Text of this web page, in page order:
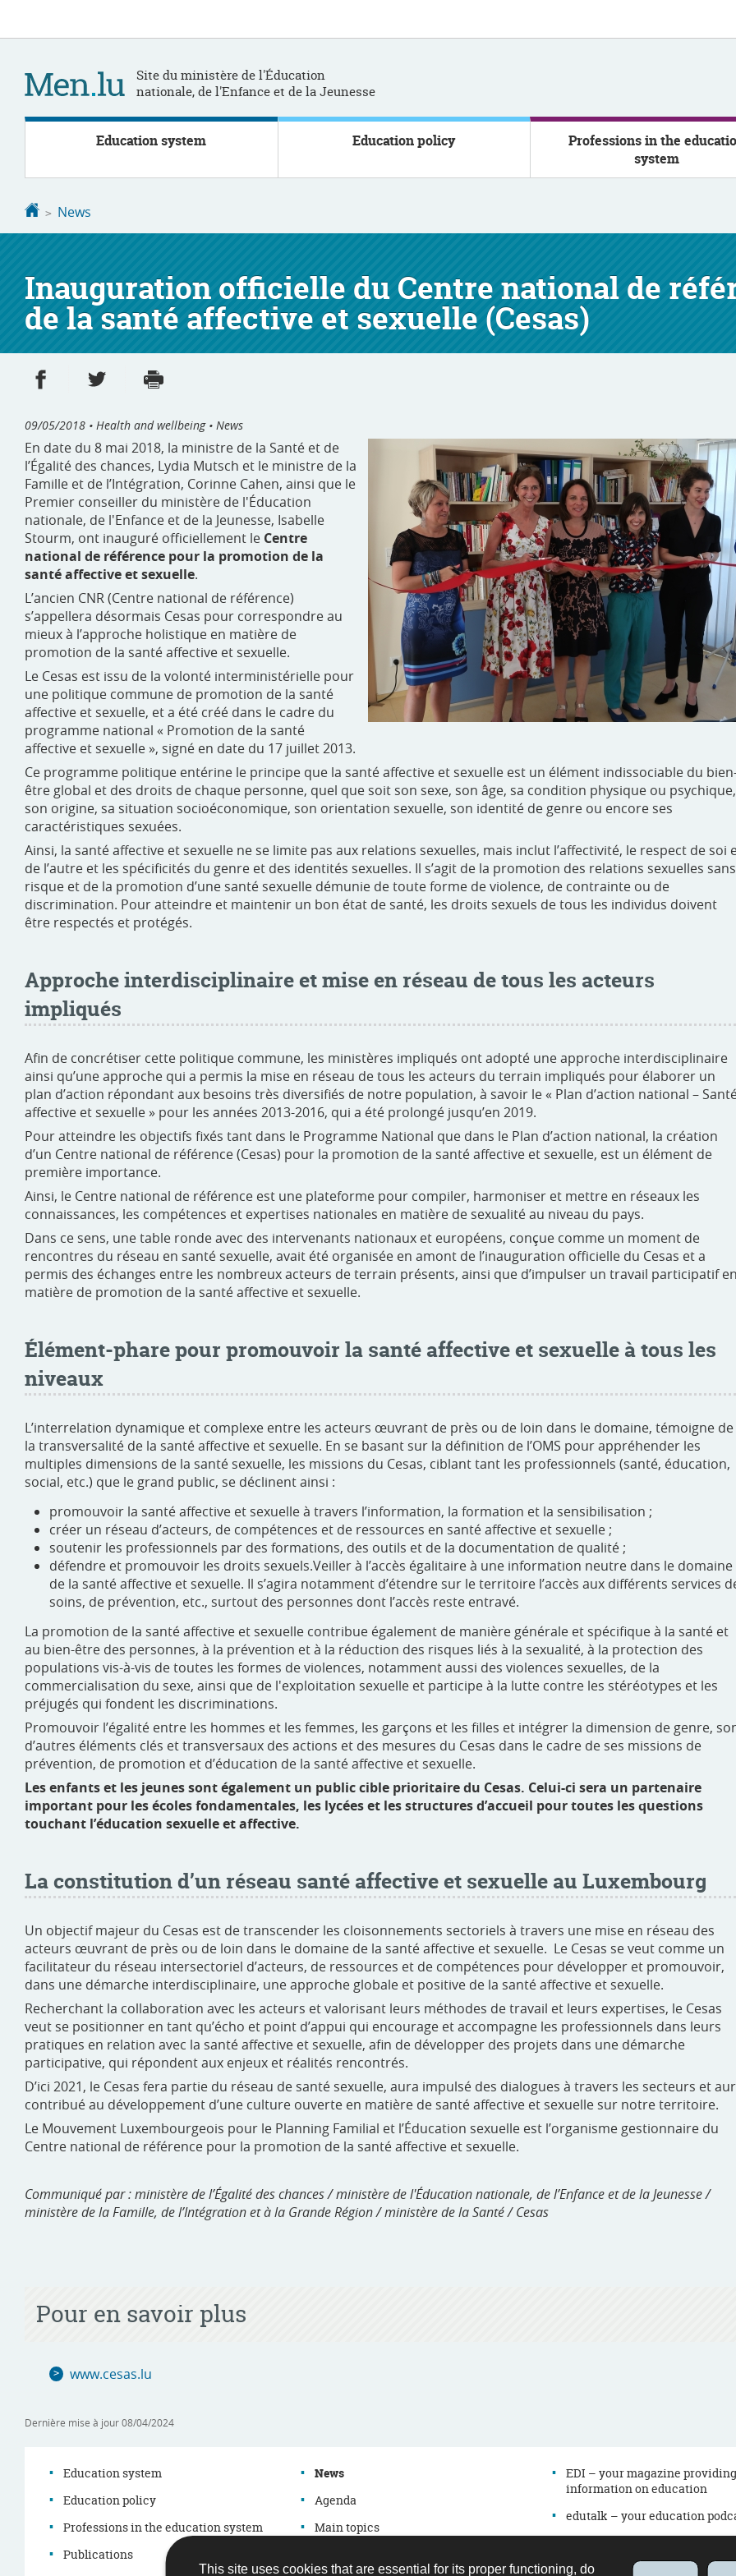
This site uses cookies that are essential for its proper functioning, do
Site du ministère de l'Éducation
nationale, de l'Enfance et de la Jeunesse
Education system Education policy
Professions in the
system
Homepage
News
Inauguration officielle du Centre national de
de la santé affective et sexuelle (Cesas)
Share on Facebook
Share on Twitter
09/05/2018 • Health and wellbeing • News
En date du 8 mai 2018, la ministre de la Santé et de
l’Égalité des chances, Lydia Mutsch et le ministre de la
Famille et de l’Intégration, Corinne Cahen, ainsi que le
Premier conseiller du ministère de l'Éducation
nationale, de l'Enfance et de la Jeunesse, Isabelle
Stourm, ont inauguré officiellement le Centre
national de référence pour la promotion de la
santé affective et sexuelle.
L’ancien CNR (Centre national de référence)
s’appellera désormais Cesas pour correspondre au
mieux à l’approche holistique en matière de
promotion de la santé affective et sexuelle.
Le Cesas est issu de la volonté interministérielle pour
une politique commune de promotion de la santé
affective et sexuelle, et a été créé dans le cadre du
programme national « Promotion de la santé
affective et sexuelle », signé en date du 17 juillet 2013.
Ce programme politique entérine le principe que la santé affective et sexuelle est un élément indissociable du
être global et des droits de chaque personne, quel que soit son sexe, son âge, sa condition physique ou psychique,
son origine, sa situation socioéconomique, son orientation sexuelle, son identité de genre ou encore ses
caractéristiques sexuées.
Ainsi, la santé affective et sexuelle ne se limite pas aux relations sexuelles, mais inclut l’affectivité, le respect de soi
de l’autre et les spécificités du genre et des identités sexuelles. Il s’agit de la promotion des relations sexuelles sans
risque et de la promotion d’une santé sexuelle démunie de toute forme de violence, de contrainte ou de
discrimination. Pour atteindre et maintenir un bon état de santé, les droits sexuels de tous les individus doivent
être respectés et protégés.
Approche interdisciplinaire et mise en réseau de tous les acteurs
impliqués
Afin de concrétiser cette politique commune, les ministères impliqués ont adopté une approche interdisciplinaire
ainsi qu’une approche qui a permis la mise en réseau de tous les acteurs du terrain impliqués pour élaborer un
plan d’action répondant aux besoins très diversifiés de notre population, à savoir le « Plan d’action national –
affective et sexuelle » pour les années 2013-2016, qui a été prolongé jusqu’en 2019.
Pour atteindre les objectifs fixés tant dans le Programme National que dans le Plan d’action national, la création
d’un Centre national de référence (Cesas) pour la promotion de la santé affective et sexuelle, est un élément de
première importance.
Ainsi, le Centre national de référence est une plateforme pour compiler, harmoniser et mettre en réseaux les
connaissances, les compétences et expertises nationales en matière de sexualité au niveau du pays.
Dans ce sens, une table ronde avec des intervenants nationaux et européens, conçue comme un moment de
rencontres du réseau en santé sexuelle, avait été organisée en amont de l’inauguration officielle du Cesas et a
permis des échanges entre les nombreux acteurs de terrain présents, ainsi que d’impulser un travail participatif
matière de promotion de la santé affective et sexuelle.
Élément-phare pour promouvoir la santé affective et sexuelle à tous les
niveaux
L’interrelation dynamique et complexe entre les acteurs œuvrant de près ou de loin dans le domaine, témoigne de
la transversalité de la santé affective et sexuelle. En se basant sur la définition de l’OMS pour appréhender les
multiples dimensions de la santé sexuelle, les missions du Cesas, ciblant tant les professionnels (santé, éducation,
social, etc.) que le grand public, se déclinent ainsi :
promouvoir la santé affective et sexuelle à travers l’information, la formation et la sensibilisation ;
créer un réseau d’acteurs, de compétences et de ressources en santé affective et sexuelle ;
soutenir les professionnels par des formations, des outils et de la documentation de qualité ;
défendre et promouvoir les droits sexuels.Veiller à l’accès égalitaire à une information neutre dans le domaine
de la santé affective et sexuelle. Il s’agira notamment d’étendre sur le territoire l’accès aux différents services
soins, de prévention, etc., surtout des personnes dont l’accès reste entravé.
La promotion de la santé affective et sexuelle contribue également de manière générale et spécifique à la santé et
au bien-être des personnes, à la prévention et à la réduction des risques liés à la sexualité, à la protection des
populations vis-à-vis de toutes les formes de violences, notamment aussi des violences sexuelles, de la
commercialisation du sexe, ainsi que de l'exploitation sexuelle et participe à la lutte contre les stéréotypes et les
préjugés qui fondent les discriminations.
Promouvoir l’égalité entre les hommes et les femmes, les garçons et les filles et intégrer la dimension de genre,
d’autres éléments clés et transversaux des actions et des mesures du Cesas dans le cadre de ses missions de
prévention, de promotion et d’éducation de la santé affective et sexuelle.
Les enfants et les jeunes sont également un public cible prioritaire du Cesas. Celui-ci sera un partenaire
important pour les écoles fondamentales, les lycées et les structures d’accueil pour toutes les questions
touchant l’éducation sexuelle et affective.
La constitution d’un réseau santé affective et sexuelle au Luxembourg
Un objectif majeur du Cesas est de transcender les cloisonnements sectoriels à travers une mise en réseau des
acteurs œuvrant de près ou de loin dans le domaine de la santé affective et sexuelle. Le Cesas se veut comme un
facilitateur du réseau intersectoriel d’acteurs, de ressources et de compétences pour développer et promouvoir,
dans une démarche interdisciplinaire, une approche globale et positive de la santé affective et sexuelle.
Recherchant la collaboration avec les acteurs et valorisant leurs méthodes de travail et leurs expertises, le Cesas
veut se positionner en tant qu’écho et point d’appui qui encourage et accompagne les professionnels dans leurs
pratiques en relation avec la santé affective et sexuelle, afin de développer des projets dans une démarche
participative, qui répondent aux enjeux et réalités rencontrés.
D’ici 2021, le Cesas fera partie du réseau de santé sexuelle, aura impulsé des dialogues à travers les secteurs et
contribué au développement d’une culture ouverte en matière de santé affective et sexuelle sur notre territoire.
Le Mouvement Luxembourgeois pour le Planning Familial et l’Éducation sexuelle est l’organisme gestionnaire du
Centre national de référence pour la promotion de la santé affective et sexuelle.
Communiqué par : ministère de l’Égalité des chances / ministère de l'Éducation nationale, de l’Enfance et de la Jeunesse /
ministère de la Famille, de l’Intégration et à la Grande Région / ministère de la Santé / Cesas
Pour en savoir plus
www.cesas.lu
Dernière mise à jour08/04/2024
Navigation
menu
Education system
Education policy
Professions in the education system
Publications
News
Agenda
Main topics
EDI – your magazine providing
information on education
edutalk – your education
Directory